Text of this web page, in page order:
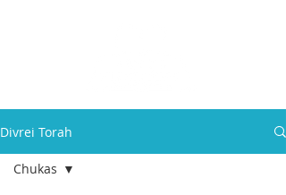
Divrei Torah
Chukas